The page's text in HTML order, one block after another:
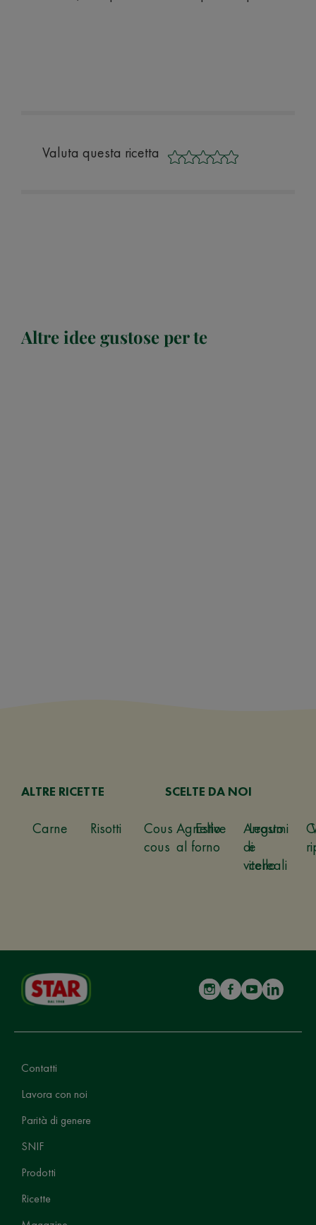
Valuta questa ricetta
Altre idee gustose per te
ALTRE RICETTE
Carne Risotti
Cous
cous
Estive
Legumi
e
cereali
SCELTE DA NOI
Agnello
al forno
Arrosto
di
vitello
Contatti
Lavora con noi
Parità di genere
SNIF
Prodotti
Ricette